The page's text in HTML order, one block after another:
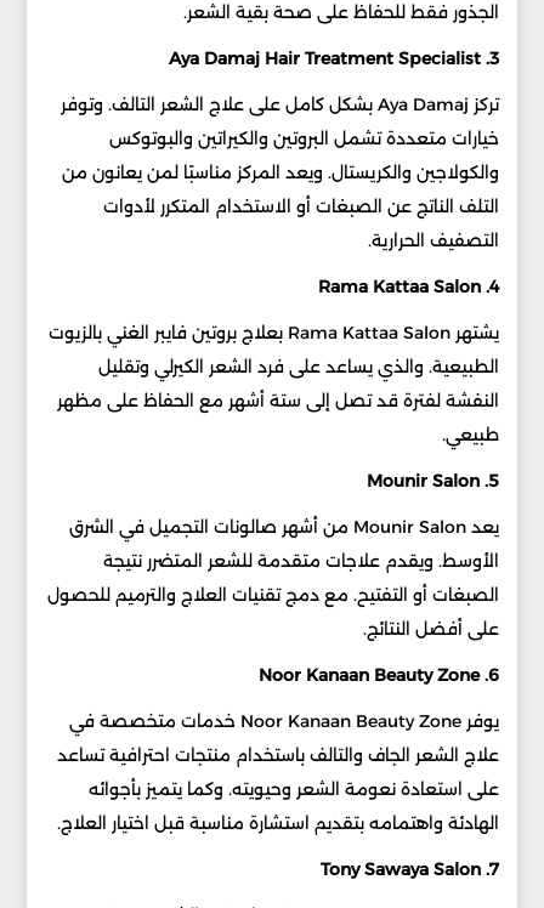
الجذور فقط للحفاظ على صحة بقية الشعر.
3. Aya Damaj Hair Treatment Specialist
تركز Aya Damaj بشكل كامل على علاج الشعر التالف. وتوفر
خيارات متعددة تشمل البروتين والكيراتين والبوتوكس
والكولاجين والكريستال. ويعد المركز مناسبًا لمن يعانون من
التلف الناتج عن الصبغات أو الاستخدام المتكرر لأدوات
التصفيف الحرارية.
4. Rama Kattaa Salon
يشتهر Rama Kattaa Salon بعلاج بروتين فايبر الغني بالزيوت
الطبيعية. والذي يساعد على فرد الشعر الكيرلي وتقليل
النفشة لفترة قد تصل إلى ستة أشهر مع الحفاظ على مظهر
طبيعي.
5. Mounir Salon
يعد Mounir Salon من أشهر صالونات التجميل في الشرق
الأوسط. ويقدم علاجات متقدمة للشعر المتضرر نتيجة
الصبغات أو التفتيح. مع دمج تقنيات العلاج والترميم للحصول
على أفضل النتائج.
6. Noor Kanaan Beauty Zone
يوفر Noor Kanaan Beauty Zone خدمات متخصصة في
علاج الشعر الجاف والتالف باستخدام منتجات احترافية تساعد
على استعادة نعومة الشعر وحيويته. وكما يتميز بأجوائه
الهادئة واهتمامه بتقديم استشارة مناسبة قبل اختيار العلاج.
7. Tony Sawaya Salon